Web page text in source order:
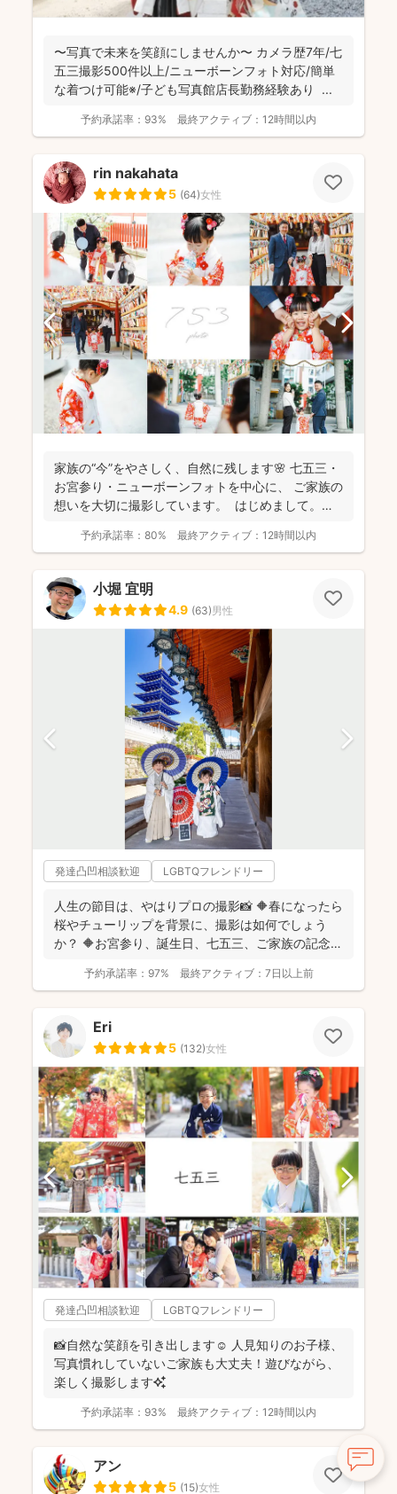
〜写真で未来を笑顔にしませんか〜 カメラ歴7年/七
五三撮影500件以上/ニューボーンフォト対応/簡単
な着つけ可能※/子ども写真館店長勤務経験あり ...
予約承諾率： 93% 最終アクティブ： 12時間以内
rin nakahata
5 (64)女性
家族の“今”をやさしく、自然に残します🌸 七五三・
お宮参り・ニューボーンフォトを中心に、 ご家族の
想いを大切に撮影しています。 はじめまして。
予約承諾率： 80% 最終アクティブ： 12時間以内
小堀 宜明
4.9 (63)男性
発達凸凹相談歓迎 LGBTQフレンドリー
人生の節目は、やはりプロの撮影📸 🔶春になったら
桜やチューリップを背景に、撮影は如何でしょう
か？ 🔶お宮参り、誕生日、七五三、ご家族の記念撮
予約承諾率： 97% 最終アクティブ： 7日以上前
Eri
5 (132)女性
発達凸凹相談歓迎 LGBTQフレンドリー
📸自然な笑顔を引き出します☺️ 人見知りのお子様、
写真慣れしていないご家族も大丈夫！遊びながら、
楽しく撮影します✨
予約承諾率： 93% 最終アクティブ： 12時間以内
アン
5 (15)女性